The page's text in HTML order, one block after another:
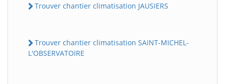
Trouver chantier climatisation JAUSIERS
Trouver chantier climatisation SAINT-MICHEL-
L'OBSERVATOIRE